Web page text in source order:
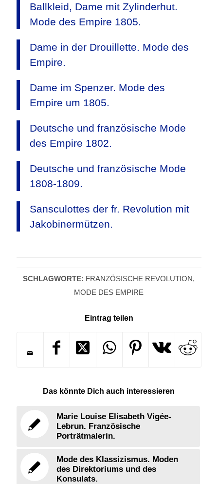
Ballkleid, Dame mit Zylinderhut.
Mode des Empire 1805.
Dame in der Drouillette. Mode des
Empire.
Dame im Spenzer. Mode des
Empire um 1805.
Deutsche und französische Mode
des Empire 1802.
Deutsche und französische Mode
1808-1809.
Sansculottes der fr. Revolution mit
Jakobinermützen.
SCHLAGWORTE: FRANZÖSISCHE REVOLUTION,
MODE DES EMPIRE
Eintrag teilen
Das könnte Dich auch interessieren
Marie Louise Elisabeth Vigée-
Lebrun. Französische
Porträtmalerin.
Mode des Klassizismus. Moden
des Direktoriums und des
Konsulats.